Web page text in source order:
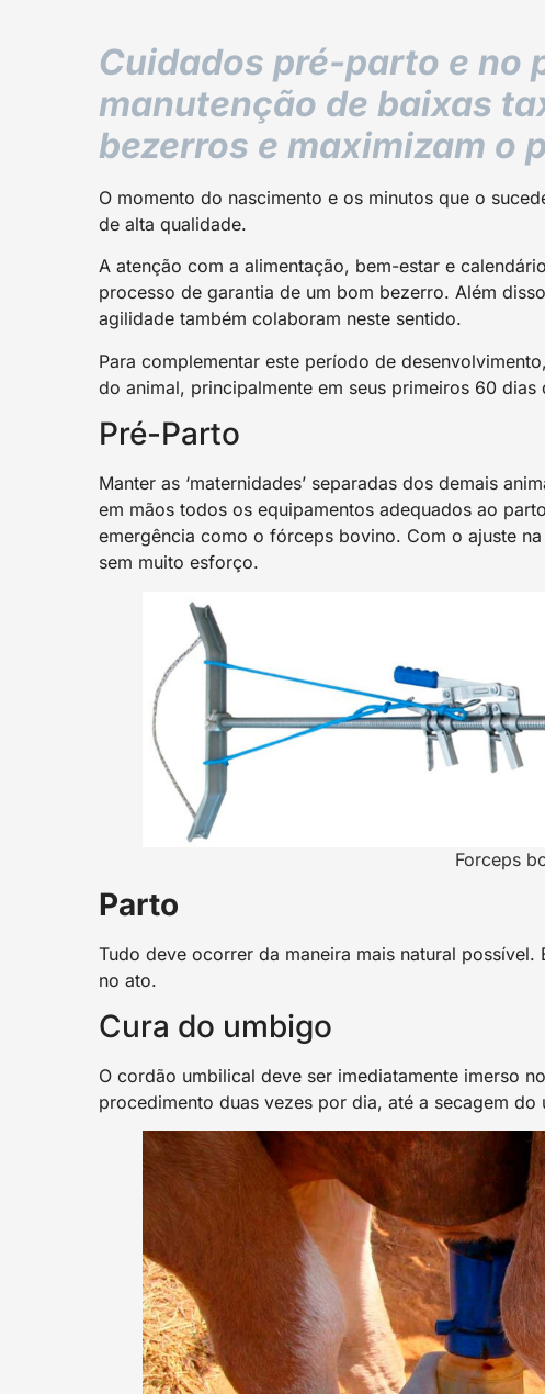
Cuidados pré-parto e no
manutenção de baixas
bezerros e maximizam o
O momento do nascimento e os minutos que o
de alta qualidade.
A atenção com a alimentação, bem-estar e
processo de garantia de um bom bezerro. Além
agilidade também colaboram neste sentido.
Para complementar este período de
do animal, principalmente em seus primeiros 60 dias
Pré-Parto
Manter as ‘maternidades’ separadas dos demais
em mãos todos os equipamentos adequados ao
emergência como o fórceps bovino. Com o ajuste
sem muito esforço.
Forceps
Parto
Tudo deve ocorrer da maneira mais natural
no ato.
Cura do umbigo
O cordão umbilical deve ser imediatamente imerso
procedimento duas vezes por dia, até a secagem